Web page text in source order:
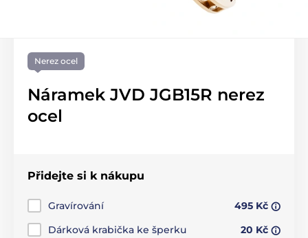
Nerez ocel
Náramek JVD JGB15R nerez
ocel
Přidejte si k nákupu
Gravírování
495 Kč
Dárková krabička ke šperku
20 Kč